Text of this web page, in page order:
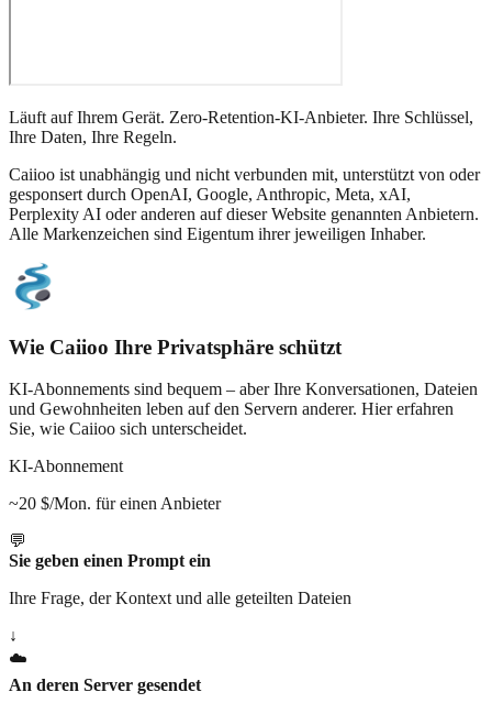
Läuft auf Ihrem Gerät. Zero-Retention-KI-Anbieter. Ihre Schlüssel,
Ihre Daten, Ihre Regeln.
Caiioo ist unabhängig und nicht verbunden mit, unterstützt von oder
gesponsert durch OpenAI, Google, Anthropic, Meta, xAI,
Perplexity AI oder anderen auf dieser Website genannten Anbietern.
Alle Markenzeichen sind Eigentum ihrer jeweiligen Inhaber.
Wie Caiioo Ihre Privatsphäre schützt
KI-Abonnements sind bequem – aber Ihre Konversationen, Dateien
und Gewohnheiten leben auf den Servern anderer. Hier erfahren
Sie, wie Caiioo sich unterscheidet.
KI-Abonnement
~20 $/Mon. für einen Anbieter
💬
Sie geben einen Prompt ein
Ihre Frage, der Kontext und alle geteilten Dateien
↓
☁️
An deren Server gesendet